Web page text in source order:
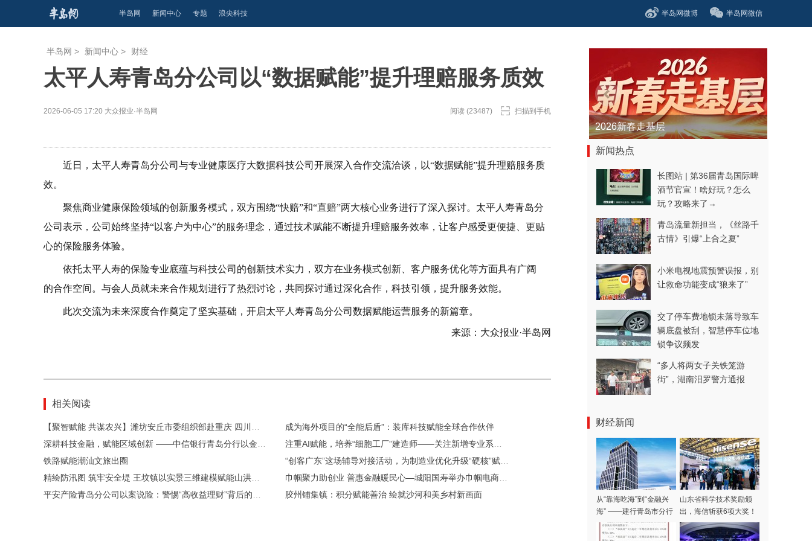
半岛网 新闻中心 专题 浪尖科技 半岛网微博 半岛网微信
半岛网 > 新闻中心 > 财经
太平人寿青岛分公司以“数据赋能”提升理赔服务质效
2026-06-05 17:20 大众报业·半岛网 阅读 (23487) 扫描到手机
近日，太平人寿青岛分公司与专业健康医疗大数据科技公司开展深入合作交流洽谈，以“数据赋能”提升理赔服务质
效。
聚焦商业健康保险领域的创新服务模式，双方围绕“快赔”和“直赔”两大核心业务进行了深入探讨。太平人寿青岛分
公司表示，公司始终坚持“以客户为中心”的服务理念，通过技术赋能不断提升理赔服务效率，让客户感受更便捷、更贴
心的保险服务体验。
依托太平人寿的保险专业底蕴与科技公司的创新技术实力，双方在业务模式创新、客户服务优化等方面具有广阔
的合作空间。与会人员就未来合作规划进行了热烈讨论，共同探讨通过深化合作，科技引领，提升服务效能。
此次交流为未来深度合作奠定了坚实基础，开启太平人寿青岛分公司数据赋能运营服务的新篇章。
来源：大众报业·半岛网
相关阅读
成为海外项目的“全能后盾”：装库科技赋能全球合作伙伴
铁路赋能潮汕文旅出圈
胶州铺集镇：积分赋能善治 绘就沙河和美乡村新画面
2026新春走基层
新闻热点
长图站 | 第36届青岛国际啤
酒节官宣！啥好玩？怎么
玩？攻略来了→
青岛流量新担当，《丝路千
古情》引爆“上合之夏”
小米电视地震预警误报，别
让救命功能变成“狼来了”
交了停车费地锁未落导致车
辆底盘被刮，智慧停车位地
锁争议频发
“多人将两女子关铁笼游
街”，湖南汨罗警方通报
财经新闻
从“靠海吃海”到“金融兴
海” ——建行青岛市分行
蓝色金融服务海洋经济高
质量发展
山东省科学技术奖励颁
出，海信斩获6项大奖！